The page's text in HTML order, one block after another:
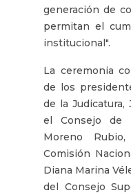
generación de
permitan el
institucional".
La ceremonia
de los
de la Judicatura,
el Consejo de
Moreno
Comisión
Diana Marina
del Consejo